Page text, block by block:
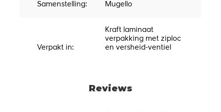
Samenstelling:
Mugello
Verpakt in:
Kraft laminaat
verpakking met ziploc
en versheid-ventiel
Reviews